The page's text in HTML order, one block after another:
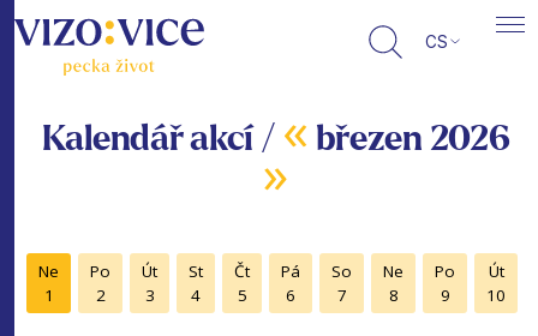
CS
Kalendář akcí / « březen 2026
»
Ne
1
Po
2
Út
3
St
4
Čt
5
Pá
6
So
7
Ne
8
Po
9
Út
10